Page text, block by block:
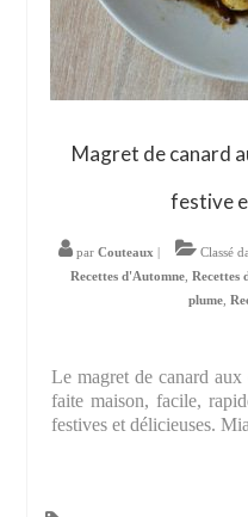
Magret de canard
festive
par Couteaux Classé
Recettes d'Automne, Recettes
plume,
Le magret de canard
faite maison, facile,
festives et délicieuses.